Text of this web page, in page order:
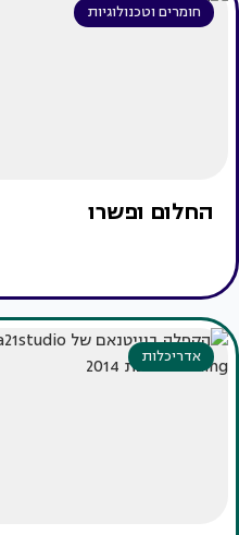
חומרים וטכנולוגיות
החלום ופשרו
אדריכלות